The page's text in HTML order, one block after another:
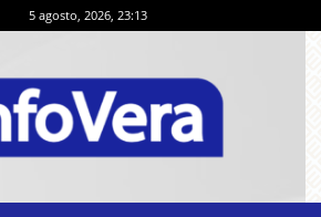
5 agosto, 2026, 23:13
INFO
VERA